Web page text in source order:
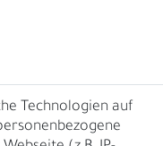
Technologien auf